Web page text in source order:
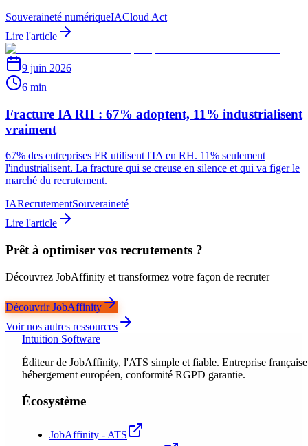
Souveraineté numériqueIACloud Act
Lire l'article
9 juin 2026
6 min
Fracture IA RH : 67% adoptent, 11% industrialisent
vraiment
67% des entreprises FR utilisent l'IA en RH. 11% seulement
l'industrialisent. La fracture qui se creuse en silence et qui va figer le
marché du recrutement.
IARecrutementSouveraineté
Lire l'article
Prêt à optimiser vos recrutements ?
Découvrez JobAffinity et transformez votre façon de recruter
Découvrir JobAffinity
Voir nos autres ressources
Intuition Software
Éditeur de JobAffinity, l'ATS simple et fiable. Entreprise
hébergement européen, conformité RGPD garantie.
Écosystème
JobAffinity - ATS